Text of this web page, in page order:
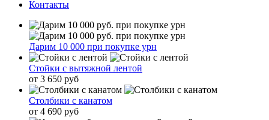
Контакты
Дарим 10 000 при покупке урн
Стойки с вытяжной лентой
от 3 650 руб
Столбики с канатом
от 4 690 руб